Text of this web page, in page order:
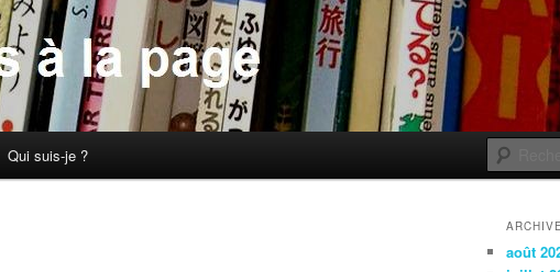
Qui suis-je ?
août